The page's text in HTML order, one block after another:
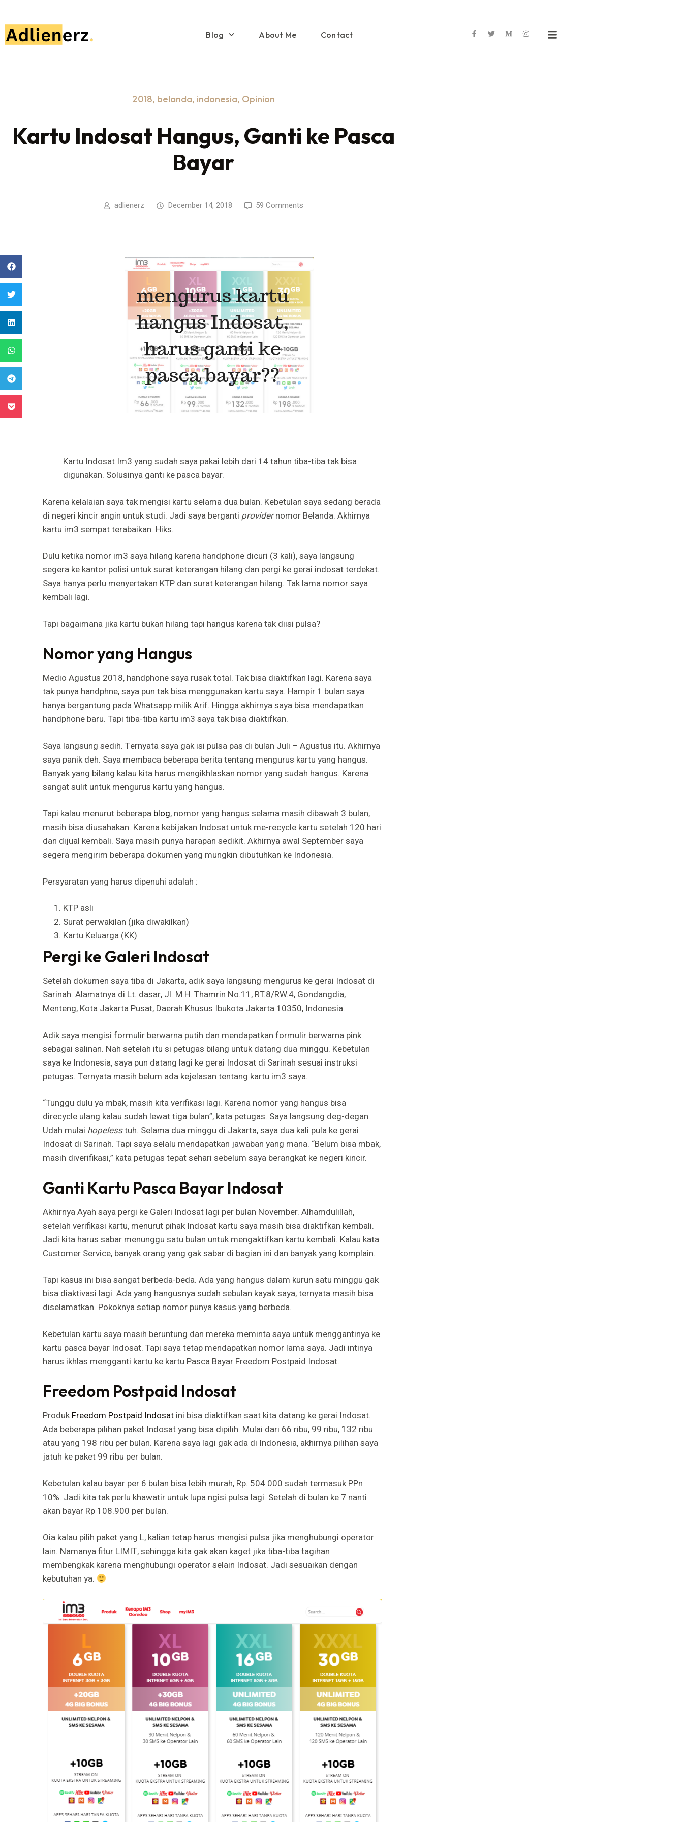
Blog About Me Contact
2018, belanda, indonesia, Opinion
Kartu Indosat Hangus, Ganti ke Pasca
Bayar
adlienerz December 14, 2018 59 Comments
Kartu Indosat Im3 yang sudah saya pakai lebih dari 14 tahun tiba-tiba tak bisa
digunakan. Solusinya ganti ke pasca bayar.
Karena kelalaian saya tak mengisi kartu selama dua bulan. Kebetulan saya sedang berada
di negeri kincir angin untuk studi. Jadi saya berganti providernomor Belanda. Akhirnya
kartu im3 sempat terabaikan. Hiks.
Dulu ketika nomor im3 saya hilang karena handphone dicuri (3 kali), saya langsung
segera ke kantor polisi untuk surat keterangan hilang dan pergi ke gerai indosat terdekat.
Saya hanya perlu menyertakan KTP dan surat keterangan hilang. Tak lama nomor saya
kembali lagi.
Tapi bagaimana jika kartu bukan hilang tapi hangus karena tak diisi pulsa?
Nomor yang Hangus
Medio Agustus 2018, handphone saya rusak total. Tak bisa diaktifkan lagi. Karena saya
tak punya handphne, saya pun tak bisa menggunakan kartu saya. Hampir 1 bulan saya
hanya bergantung pada Whatsapp milik Arif. Hingga akhirnya saya bisa mendapatkan
handphone baru. Tapi tiba-tiba kartu im3 saya tak bisa diaktifkan.
Saya langsung sedih. Ternyata saya gak isi pulsa pas di bulan Juli – Agustus itu. Akhirnya
saya panik deh. Saya membaca beberapa berita tentang mengurus kartu yang hangus.
Banyak yang bilang kalau kita harus mengikhlaskan nomor yang sudah hangus. Karena
sangat sulit untuk mengurus kartu yang hangus.
Tapi kalau menurut beberapa blog, nomor yang hangus selama masih dibawah 3 bulan,
masih bisa diusahakan. Karena kebijakan Indosat untuk me-recycle kartu setelah 120 hari
dan dijual kembali. Saya masih punya harapan sedikit. Akhirnya awal September saya
segera mengirim beberapa dokumen yang mungkin dibutuhkan ke Indonesia.
Persyaratan yang harus dipenuhi adalah :
KTP asli
Surat perwakilan (jika diwakilkan)
Kartu Keluarga (KK)
Pergi ke Galeri Indosat
Setelah dokumen saya tiba di Jakarta, adik saya langsung mengurus ke gerai Indosat di
Sarinah. Alamatnya di Lt. dasar, Jl. M.H. Thamrin No.11, RT.8/RW.4, Gondangdia,
Menteng, Kota Jakarta Pusat, Daerah Khusus Ibukota Jakarta 10350, Indonesia.
Adik saya mengisi formulir berwarna putih dan mendapatkan formulir berwarna pink
sebagai salinan. Nah setelah itu si petugas bilang untuk datang dua minggu. Kebetulan
saya ke Indonesia, saya pun datang lagi ke gerai Indosat di Sarinah sesuai instruksi
petugas. Ternyata masih belum ada kejelasan tentang kartu im3 saya.
“Tunggu dulu ya mbak, masih kita verifikasi lagi. Karena nomor yang hangus bisa
direcycle ulang kalau sudah lewat tiga bulan”, kata petugas. Saya langsung deg-degan.
Udah mulai hopelesstuh. Selama dua minggu di Jakarta, saya dua kali pula ke gerai
Indosat di Sarinah. Tapi saya selalu mendapatkan jawaban yang mana. “Belum bisa mbak,
masih diverifikasi,” kata petugas tepat sehari sebelum saya berangkat ke negeri kincir.
Ganti Kartu Pasca Bayar Indosat
Akhirnya Ayah saya pergi ke Galeri Indosat lagi per bulan November. Alhamdulillah,
setelah verifikasi kartu, menurut pihak Indosat kartu saya masih bisa diaktifkan kembali.
Jadi kita harus sabar menunggu satu bulan untuk mengaktifkan kartu kembali. Kalau kata
Customer Service, banyak orang yang gak sabar di bagian ini dan banyak yang komplain.
Tapi kasus ini bisa sangat berbeda-beda. Ada yang hangus dalam kurun satu minggu gak
bisa diaktivasi lagi. Ada yang hangusnya sudah sebulan kayak saya, ternyata masih bisa
diselamatkan. Pokoknya setiap nomor punya kasus yang berbeda.
Kebetulan kartu saya masih beruntung dan mereka meminta saya untuk menggantinya ke
kartu pasca bayar Indosat. Tapi saya tetap mendapatkan nomor lama saya. Jadi intinya
harus ikhlas mengganti kartu ke kartu Pasca Bayar Freedom Postpaid Indosat.
Freedom Postpaid Indosat
ProdukFreedom Postpaid Indosat ini bisa diaktifkan saat kita datang ke gerai Indosat.
Ada beberapa pilihan paket Indosat yang bisa dipilih. Mulai dari 66 ribu, 99 ribu, 132 ribu
atau yang 198 ribu per bulan. Karena saya lagi gak ada di Indonesia, akhirnya pilihan saya
jatuh ke paket 99 ribu per bulan.
Kebetulan kalau bayar per 6 bulan bisa lebih murah, Rp. 504.000 sudah termasuk PPn
10%. Jadi kita tak perlu khawatir untuk lupa ngisi pulsa lagi. Setelah di bulan ke 7 nanti
akan bayar Rp 108.900 per bulan.
Oia kalau pilih paket yang L, kalian tetap harus mengisi pulsa jika menghubungi operator
lain. Namanya fitur LIMIT, sehingga kita gak akan kaget jika tiba-tiba tagihan
membengkak karena menghubungi operator selain Indosat. Jadi sesuaikan dengan
kebutuhan ya.